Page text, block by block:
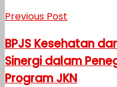
Previous Post
BPJS Kesehatan
Sinergi dalam
Program JKN